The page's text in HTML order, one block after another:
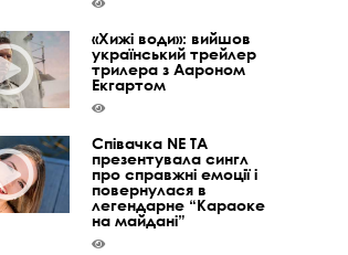
«Хижі води»: вийшов
український трейлер
трилера з Аароном
Екгартом
Співачка NE TA
презентувала сингл
про справжні емоції і
повернулася в
легендарне “Караоке
на майдані”